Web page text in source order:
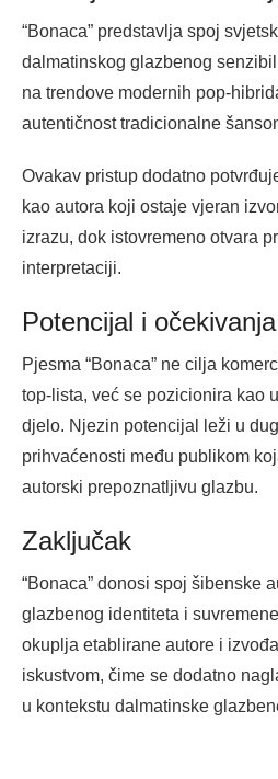
“Bonaca” predstavlja spoj
dalmatinskog glazbenog
na trendove modernih pop-
autentičnost tradicionalne
Ovakav pristup dodatno
kao autora koji ostaje vjeran
izrazu, dok istovremeno otvara
interpretaciji.
Potencijal i očekivanja
Pjesma “Bonaca” ne cilja
top-lista, već se pozicionira kao
djelo. Njezin potencijal leži u
prihvaćenosti među publikom
autorski prepoznatljivu glazbu.
Zaključak
“Bonaca” donosi spoj šibenske
glazbenog identiteta i
okuplja etablirane autore i
iskustvom, čime se dodatno
u kontekstu dalmatinske